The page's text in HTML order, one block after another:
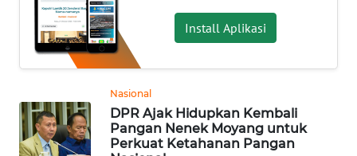
Install Aplikasi
Nasional
DPR Ajak Hidupkan Kembali
Pangan Nenek Moyang untuk
Perkuat Ketahanan Pangan
POLHUKAM
KRIMINAL
EKUIN
SAINS-TEKNO